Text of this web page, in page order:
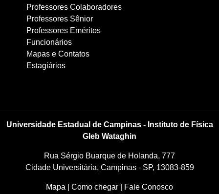
Professores Colaboradores
Professores Sênior
Professores Eméritos
Funcionários
Mapas e Contatos
Estagiários
Universidade Estadual de Campinas - Instituto de Física
Gleb Wataghin
Rua Sérgio Buarque de Holanda, 777
Cidade Universitária, Campinas - SP, 13083-859
Mapa Como chegar Fale Conosco